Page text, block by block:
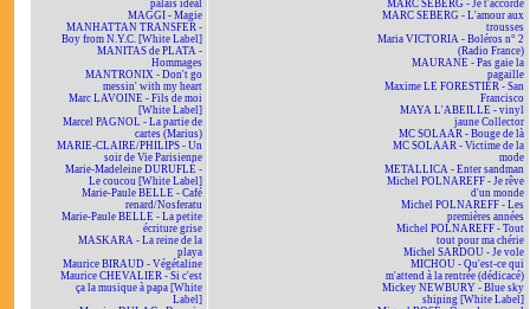
palais idéal
MAGGI - Magie
MANHATTAN TRANSFER -
Boy from N.Y.C. [White Label]
MANITAS de PLATA -
Hommages
MANTRONIX - Don't go
messin' with my heart
Marc LAVOINE - Fils de moi
[White Label]
Marcel PAGNOL - La partie de
cartes (Marius)
MARIE-CLAIRE/PHILIPS - Un
soir de Vie Parisienne
Marie-Madeleine DURUFLÉ -
Le coucou [White Label]
Marie-Paule BELLE - Café
renard/Nosferatu
Marie-Paule BELLE - La petite
écriture grise
MASKARA - La reine de la
playa
Maurice BIRAUD - Végétaline
Maurice CHEVALIER - Si c'est
ça la musique à papa [White
Label]
MARC SEBERG - Je t'accorde
MARC SEBERG - L'amour aux
trousses
Maria VICTORIA - Boléros n° 2
(Radio France)
MAURANE - Pas gaie la
pagaille
Maxime LE FORESTIER - San
Francisco
MAYA L'ABEILLE - vinyl
jaune Collector
MC SOLAAR - Bouge de là
MC SOLAAR - Victime de la
mode
METALLICA - Enter sandman
Michel POLNAREFF - Je rêve
d'un monde
Michel POLNAREFF - Les
premières années
Michel POLNAREFF - Tout
tout pour ma chérie
Michel SARDOU - Je vole
MICHOU - Qu'est-ce qui
m'attend à la rentrée (dédicacé)
Mickey NEWBURY - Blue sky
shining [White Label]